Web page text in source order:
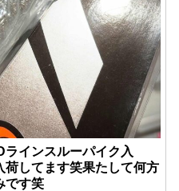
ラインスルーパイク入
してます笑果たして何方
です笑